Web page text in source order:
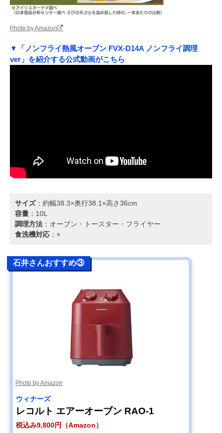
Photo by Amazon
▼「ノンフライ熱風オーブン FVX-D14A ノンフライ調理
ver」を紹介する公式動画がこちら
サイズ：約幅38.3×奥行38.1×高さ36cm
容量 ：10L
調理方法 ：オーブン・トースター・フライヤー
食洗機対応 ：×
石井さんおすすめ③
Photo by Amazon
ウィナーズ
レコルト エアーオーブン RAO-1
税込み9,800円（Amazon）